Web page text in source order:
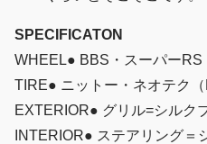
SPECIFICATON
WHEEL● BBS・スーパー
TIRE● ニットー・ネオテク（
EXTERIOR● グリル=シルク
INTERIOR● ステアリング＝